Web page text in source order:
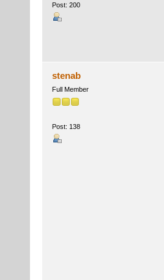
Post: 200
stenab
Full Member
Post: 138